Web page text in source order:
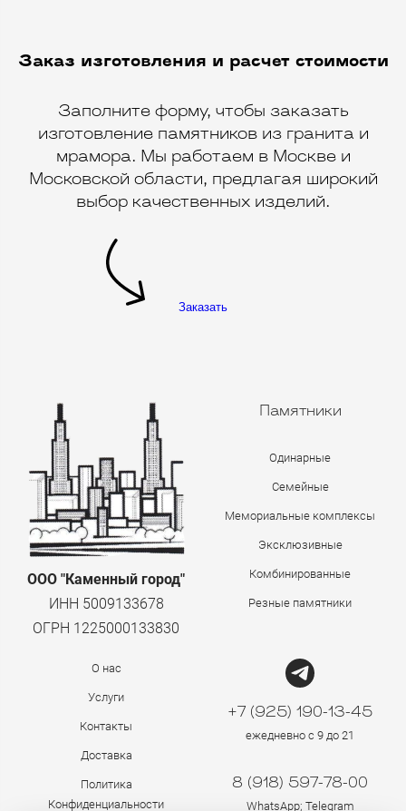
Заказ изготовления и расчет стоимости
Заполните форму, чтобы заказать
изготовление памятников из гранита и
мрамора. Мы работаем в Москве и
Московской области, предлагая широкий
выбор качественных изделий.
Заказать
ООО "Каменный город"
ИНН 5009133678
ОГРН 1225000133830
Памятники
Одинарные
Семейные
Мемориальные комплексы
Эксклюзивные
Комбинированные
Резные памятники
О нас
Услуги
Контакты
Доставка
Политика
Конфиденциальности
+7 (925) 190-13-45
ежедневно с 9 до 21
8 (918) 597-78-00
WhatsApp; Telegram